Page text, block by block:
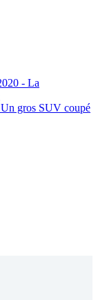
- La
gros SUV coupé